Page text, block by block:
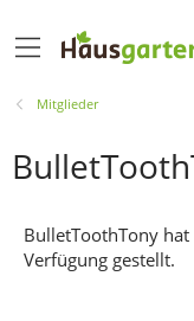
Mitglieder
BulletToothTony
Verfügung gestellt.